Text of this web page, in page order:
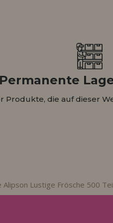
Permanente
Produkte, die auf dieser
Alipson Lustige Frösche 500